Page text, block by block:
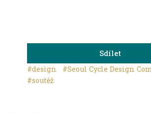
Sdílet
#design
#Seoul Cycle Design
#soutěž